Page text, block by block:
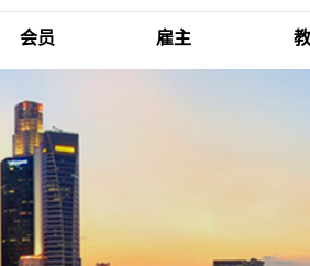
会员 雇主